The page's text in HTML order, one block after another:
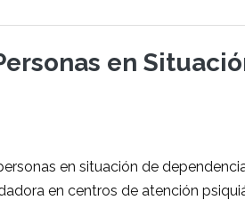
en
en situación de
en centros de atención